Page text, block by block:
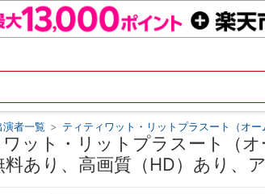
演者一覧 > ティティワット・リットプラスート（オ
ット・リットプラスート（
あり、高画質（HD）あり、